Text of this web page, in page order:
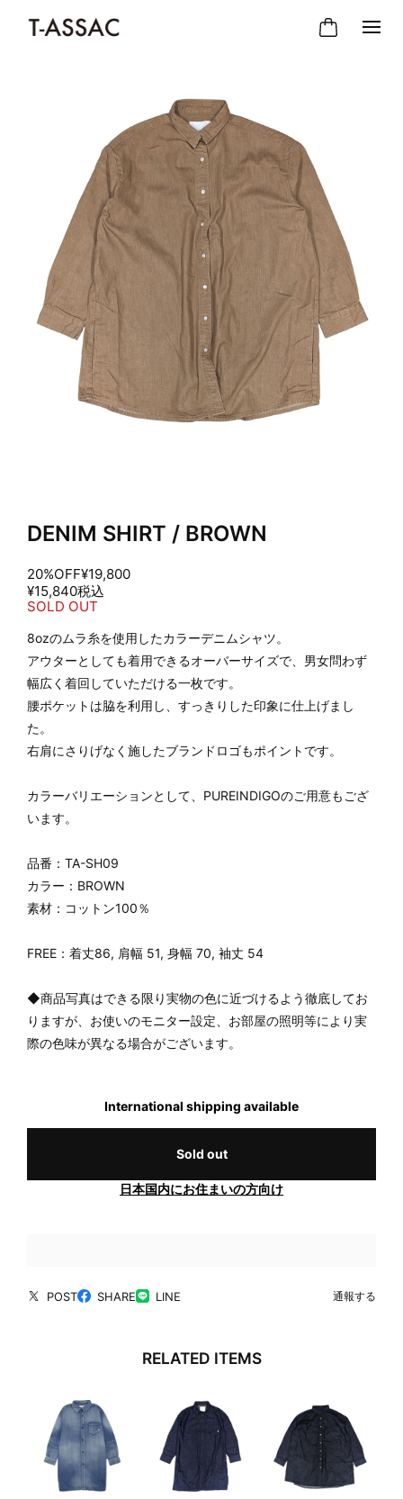
DENIM SHIRT / BROWN
20%OFF¥19,800
¥15,840税込
SOLD OUT
8ozのムラ糸を使用したカラーデニムシャツ。
アウターとしても着用できるオーバーサイズで、男女問わず
幅広く着回していただける一枚です。
腰ポケットは脇を利用し、すっきりした印象に仕上げまし
た。
右肩にさりげなく施したブランドロゴもポイントです。
カラーバリエーションとして、PUREINDIGOのご用意もござ
います。
品番：TA-SH09
カラー：BROWN
素材：コットン100％
FREE：着丈86, 肩幅 51, 身幅 70, 袖丈 54
◆商品写真はできる限り実物の色に近づけるよう徹底してお
りますが、お使いのモニター設定、お部屋の照明等により実
際の色味が異なる場合がございます。
International shipping available
Sold out
日本国内にお住まいの方向け
POST SHARE LINE 通報する
RELATED ITEMS